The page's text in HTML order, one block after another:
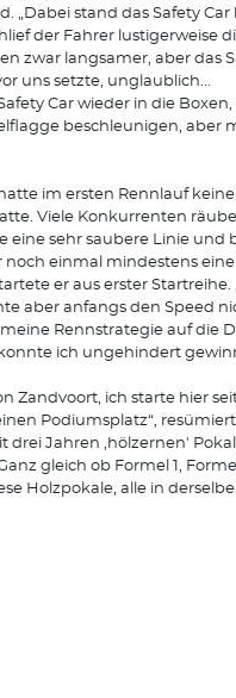
„Dabei stand das Safety Car
der Fahrer lustigerweise
zwar langsamer, aber das
uns setzte, unglaublich...
Car wieder in die
beschleunigen, aber
im ersten Rennlauf
Viele Konkurrenten
eine sehr saubere Linie und
noch einmal mindestens
er aus erster Startreihe.
aber anfangs den Speed
Rennstrategie auf die
ich ungehindert
Zandvoort, ich starte hier
Podiumsplatz“,
drei Jahren ,hölzernen'
gleich ob Formel 1,
Holzpokale, alle in